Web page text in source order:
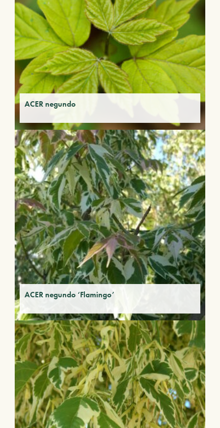
ACER negundo
ACER negundo ‘Flamingo’